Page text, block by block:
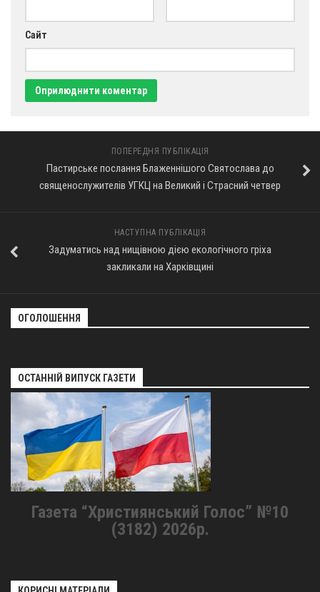
Сайт
ПОПЕРЕДНЯ ПУБЛІКАЦІЯ
Пастирське послання Блаженнішого Святослава до
священослужителів УГКЦ на Великий і Страсний четвер
НАСТУПНА ПУБЛІКАЦІЯ
Задуматись над нищівною дією екологічного гріха
закликали на Харківщині
ОГОЛОШЕННЯ
ОСТАННІЙ ВИПУСК ГАЗЕТИ
Газета “Християнський Голос” №10
(3182) 2026р.